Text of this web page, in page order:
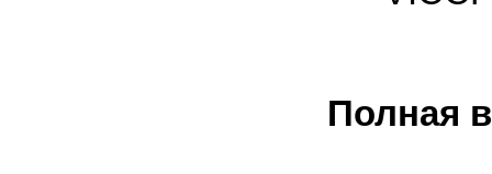
Полная